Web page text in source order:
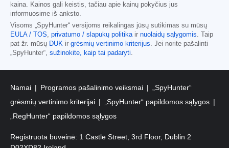
kaina. Kainos gali keistis, tačiau apie kainų pokyčius jus
informuosime iš anksto.
Visoms „SpyHunter“ versijoms reikalingas jūsų sutikimas su mūsų
EULA / TOS, privatumo / slapukų politikair nuolaidų sąlygomis. Taip
pat žr. mūsų DUK ir grėsmių vertinimo kriterijus. Jei norite pašalinti
„SpyHunter“, sužinokite, kaip tai padaryti.
Namai Programos pašalinimo veiksmai
„SpyHunter“
grėsmių vertinimo kriterijai
„SpyHunter“ papildomos sąlygos
„RegHunter“ papildomos sąlygos
Registruota buveinė: 1 Castle Street, 3rd Floor, Dublin 2